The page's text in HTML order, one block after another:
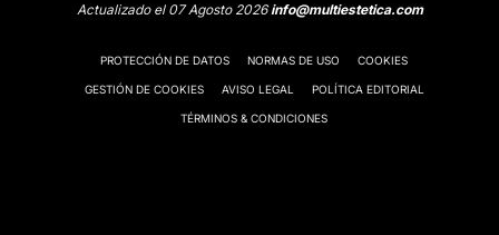
Actualizado el 07 Agosto 2026info@multiestetica.com
PROTECCIÓN DE DATOS NORMAS DE USO COOKIES
GESTIÓN DE COOKIES AVISO LEGAL POLÍTICA EDITORIAL
TÉRMINOS & CONDICIONES